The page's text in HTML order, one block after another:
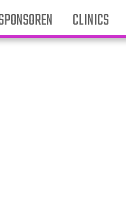
CLINICS